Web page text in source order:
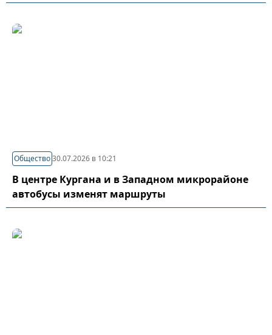
Общество30.07.2026 в 10:21
В центре Кургана и в Западном микрорайоне
автобусы изменят маршруты